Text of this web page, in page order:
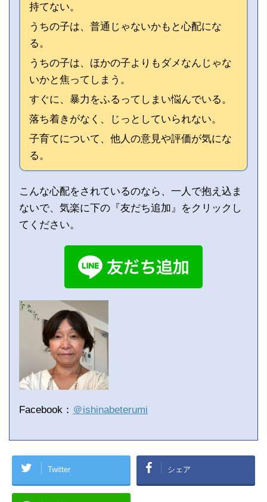
持てない。
うちの子は、普通じゃないかもと心配にな
る。
うちの子は、ほかの子よりもダメなんじゃな
いかと焦ってしまう。
すぐに、暴力をふるってしまい悩んでいる。
落ち着きがなく、じっとしていられない。
子育てについて、他人の意見や評価が気にな
る。
こんな心配をされているのなら、一人で抱え込ま
ないで、気楽に下の『友だち追加』をクリックし
てください。
Facebook： ＠ishinabeterumi
Twitter シェア